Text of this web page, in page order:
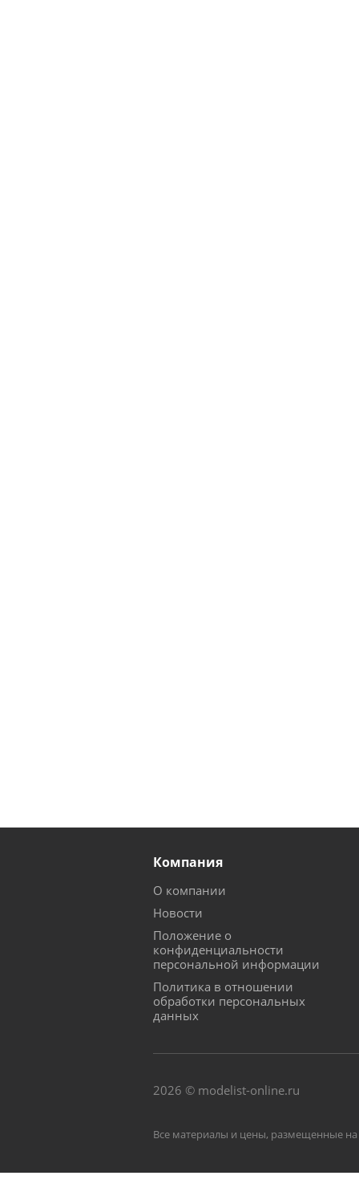
Компания
О компании
Новости
Положение о
конфиденциальности
персональной информации
Политика в отношении
обработки персональных
данных
2026 © modelist-online.ru
Все материалы и цены, размещенные на